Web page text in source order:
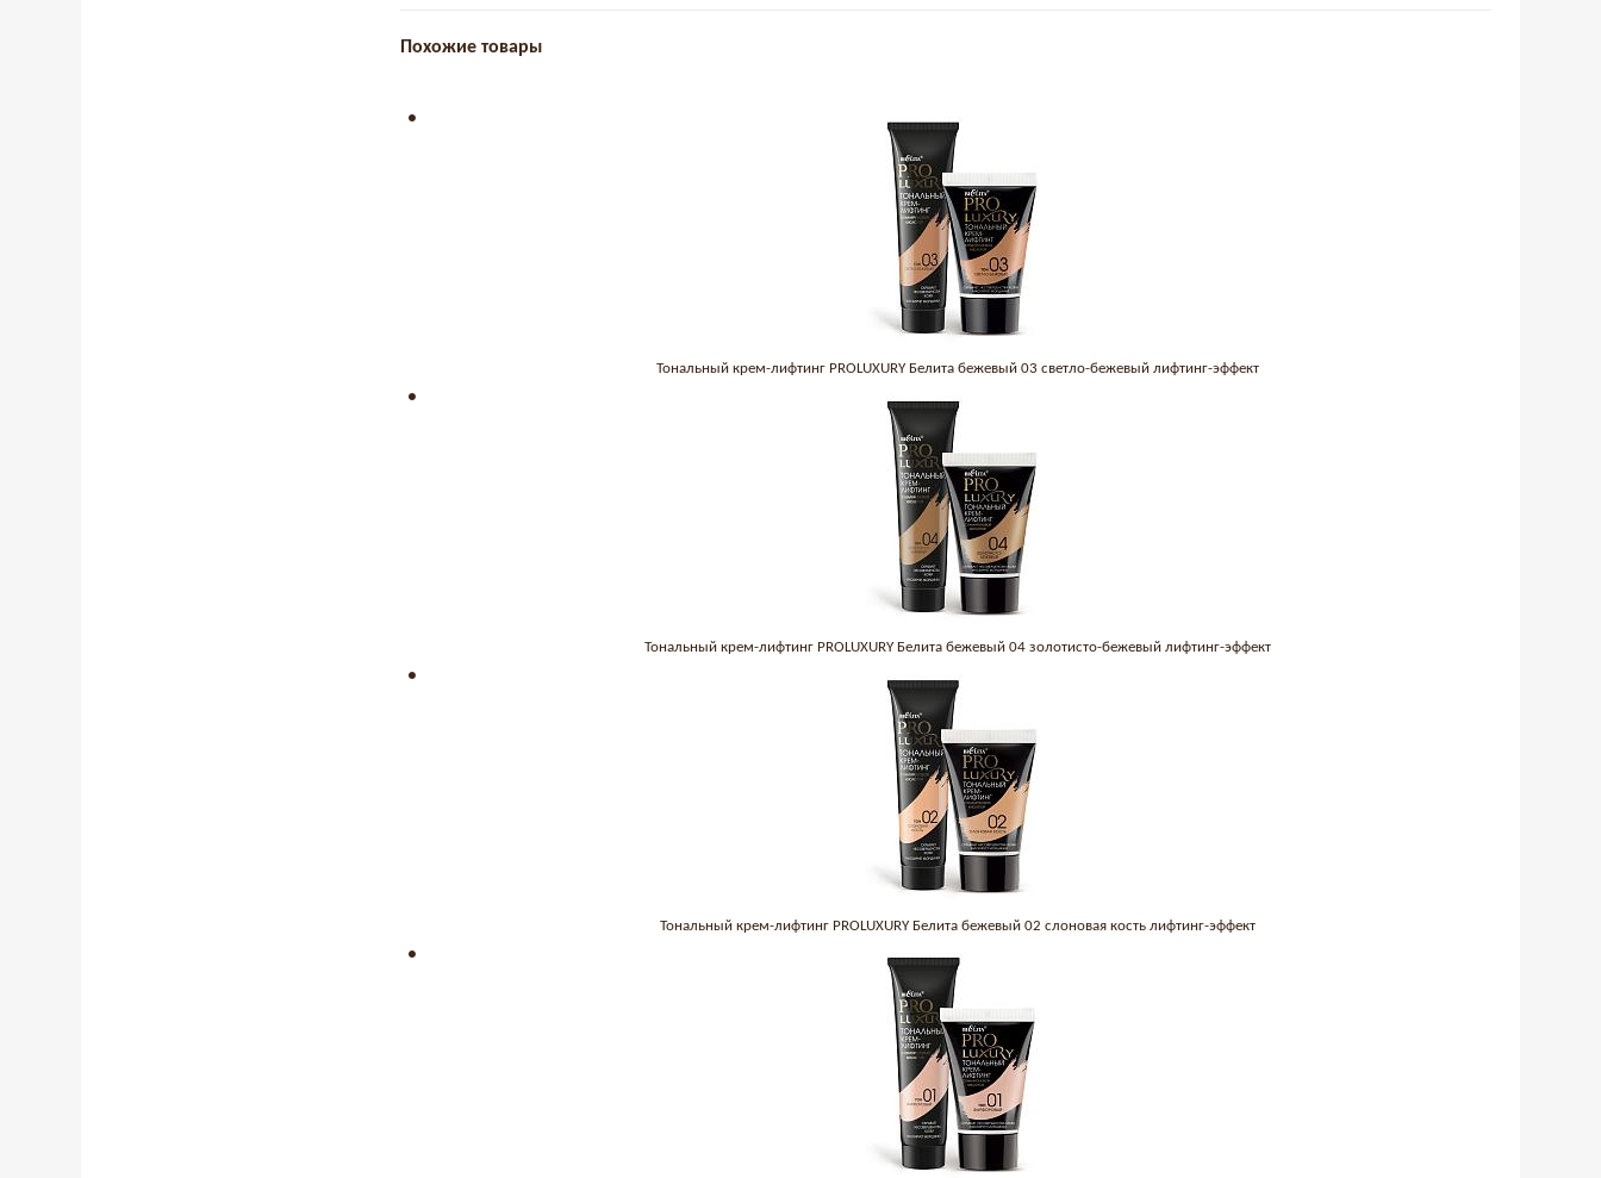
Похожие товары
Тональный крем-лифтинг PROLUXURY Белита бежевый 03 светло-бежевый лифтинг-эффект
Тональный крем-лифтинг PROLUXURY Белита бежевый 04 золотисто-бежевый лифтинг-эффект
Тональный крем-лифтинг PROLUXURY Белита бежевый 02 слоновая кость лифтинг-эффект